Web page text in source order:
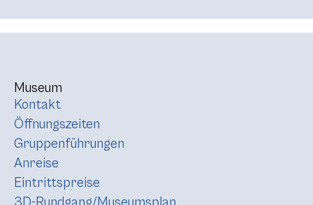
Museum
Kontakt
Öffnungszeiten
Gruppenführungen
Anreise
Eintrittspreise